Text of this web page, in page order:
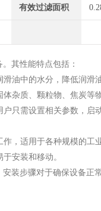
有效过滤面积
其性能特点包括：
油中的水分，降低润滑
杂质、颗粒物、焦炭等
只需设置相关参数，启
，适用于各种规模的工
安装和移动。
装步骤对于确保设备正